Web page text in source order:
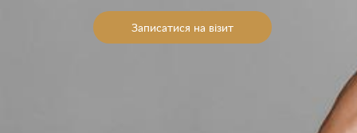
Записатися на візит